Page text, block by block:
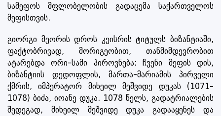
სამეფოს მფლობელობის გადაცემა საქართველოს
მეფისთვის.
გიორგი მეორის დროს კეისრის ტიტულს ბიზანტიაში,
ფაქტობრივად, მორიგეობით, თანმიმდევრობით
ატარებდა ორი-სამი პიროვნება: ჩვენი მეფის დის,
ბიზანტიის დედოფლის, მართა-მარიამის პირველი
ქმრის, იმპერატორ მიხეილ მეშვიდე დუკას (1071-
1078) ბიძა, იოანე დუკა. 1078 წელს, გადატრიალების
შედეგად, მიხეილ მეშვიდე დუკა გადააყენეს და